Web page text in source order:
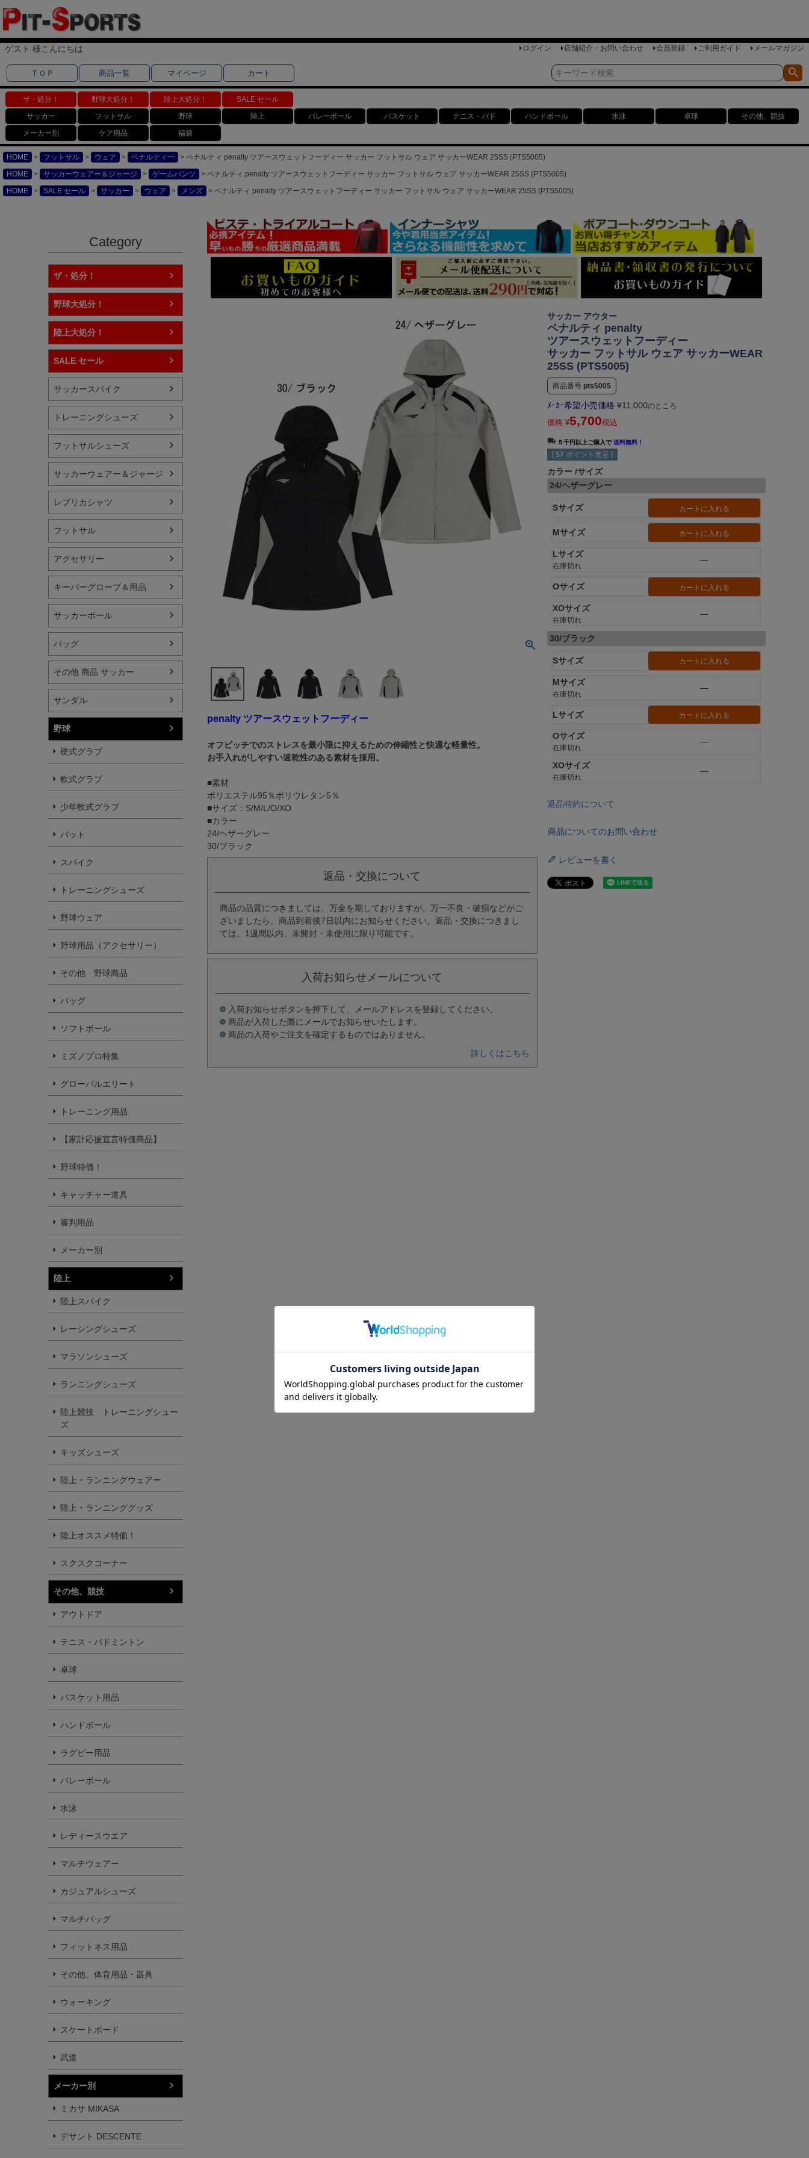
ゲスト 様こんにちは ログイン 店舗紹介・お問い合わせ 会員登録 ご利用ガイド メールマガジン
ＴＯＰ 商品一覧 マイページ カート
ザ・処分！ 野球大処分！ 陸上大処分！
SALE セール
サッカー
フットサル 野球 陸上 バレーボール バスケット テニス・バド ハンドボール 水泳 卓球
その他、競技
メーカー別
ケア用品 福袋
HOME フットサル ウェア ペナルティー
ペナルティ penalty ツアースウェットフーディー サッカー フットサル ウェア サッカーWEAR 25SS (PTS5005)
HOME
サッカーウェアー＆ジャージ ゲームパンツ
ペナルティ penalty ツアースウェットフーディー サッカー フットサル ウェア サッカーWEAR 25SS (PTS5005)
HOME
SALE セール サッカー ウェア メンズ ペナルティ penalty ツアースウェットフーディー サッカー フットサル ウェア サッカーWEAR 25SS (PTS5005)
Category
ザ・処分！
野球大処分！
陸上大処分！
SALE セール
サッカースパイク
トレーニングシューズ
フットサルシューズ
サッカーウェアー＆ジャージ
レプリカシャツ
フットサル
アクセサリー
キーパーグローブ＆用品
サッカーボール
バッグ
その他 商品 サッカー
サンダル
野球
硬式グラブ
軟式グラブ
少年軟式グラブ
バット
スパイク
トレーニングシューズ
野球ウェア
野球用品（アクセサリー）
その他 野球商品
バッグ
ソフトボール
ミズノプロ特集
グローバルエリート
トレーニング用品
【家計応援宣言特価商品】
野球特価！
キャッチャー道具
審判用品
メーカー別
陸上
陸上スパイク
レーシングシューズ
マラソンシューズ
ランニングシューズ
陸上競技 トレーニングシュー
ズ
キッズシューズ
陸上・ランニングウェアー
陸上・ランニンググッズ
陸上オススメ特価！
スクスクコーナー
その他、競技
アウトドア
テニス・バドミントン
卓球
バスケット用品
ハンドボール
ラグビー用品
バレーボール
水泳
レディースウエア
マルチウェアー
カジュアルシューズ
マルチバッグ
フィットネス用品
その他、体育用品・器具
ウォーキング
スケートボード
武道
メーカー別
ミカサ MIKASA
デサント DESCENTE
penalty ツアースウェットフーディー
オフピッチでのストレスを最小限に抑えるための伸縮性と快適な軽量性。
お手入れがしやすい速乾性のある素材を採用。
■素材
ポリエステル95％ポリウレタン5％
■サイズ：S/M/L/O/XO
■カラー
24/ヘザーグレー
30/ブラック
返品・交換について
商品の品質につきましては、万全を期しておりますが、万一不良・破損などがご
ざいましたら、商品到着後7日以内にお知らせください。返品・交換につきまし
ては、1週間以内、未開封・未使用に限り可能です。
入荷お知らせメールについて
入荷お知らせボタンを押下して、メールアドレスを登録してください。
商品が入荷した際にメールでお知らせいたします。
商品の入荷やご注文を確定するものではありません。
詳しくはこちら
サッカー アウター
ペナルティ penalty
ツアースウェットフーディー
サッカー フットサル ウェア サッカーWEAR
25SS (PTS5005)
商品番号 pts5005
ﾒｰｶｰ希望小売価格 ¥11,000のところ
価格 ¥5,700税込
５千円以上ご購入で送料無料！
[ 57 ポイント進呈 ]
カラー サイズ
24/ヘザーグレー
Sサイズ カートに入れる
Mサイズ カートに入れる
Lサイズ
在庫切れ
—
Oサイズ カートに入れる
XOサイズ
在庫切れ
—
30/ブラック
Sサイズ カートに入れる
Mサイズ
在庫切れ
—
Lサイズ カートに入れる
Oサイズ
在庫切れ
—
XOサイズ
在庫切れ
—
返品特約について
商品についてのお問い合わせ
レビューを書く